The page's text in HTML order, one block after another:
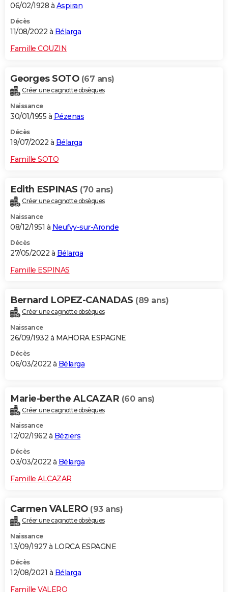
06/02/1928 à Aspiran
Décès
11/08/2022 à Bélarga
Famille COUZIN
Georges SOTO (67 ans)
Créer une cagnotte obsèques
Naissance
30/01/1955 à Pézenas
Décès
19/07/2022 à Bélarga
Famille SOTO
Edith ESPINAS (70 ans)
Créer une cagnotte obsèques
Naissance
08/12/1951 à Neufvy-sur-Aronde
Décès
27/05/2022 à Bélarga
Famille ESPINAS
Bernard LOPEZ-CANADAS (89 ans)
Créer une cagnotte obsèques
Naissance
26/09/1932 à MAHORA ESPAGNE
Décès
06/03/2022 à Bélarga
Marie-berthe ALCAZAR (60 ans)
Créer une cagnotte obsèques
Naissance
12/02/1962 à Béziers
Décès
03/03/2022 à Bélarga
Famille ALCAZAR
Carmen VALERO (93 ans)
Créer une cagnotte obsèques
Naissance
13/09/1927 à LORCA ESPAGNE
Décès
12/08/2021 à Bélarga
Famille VALERO